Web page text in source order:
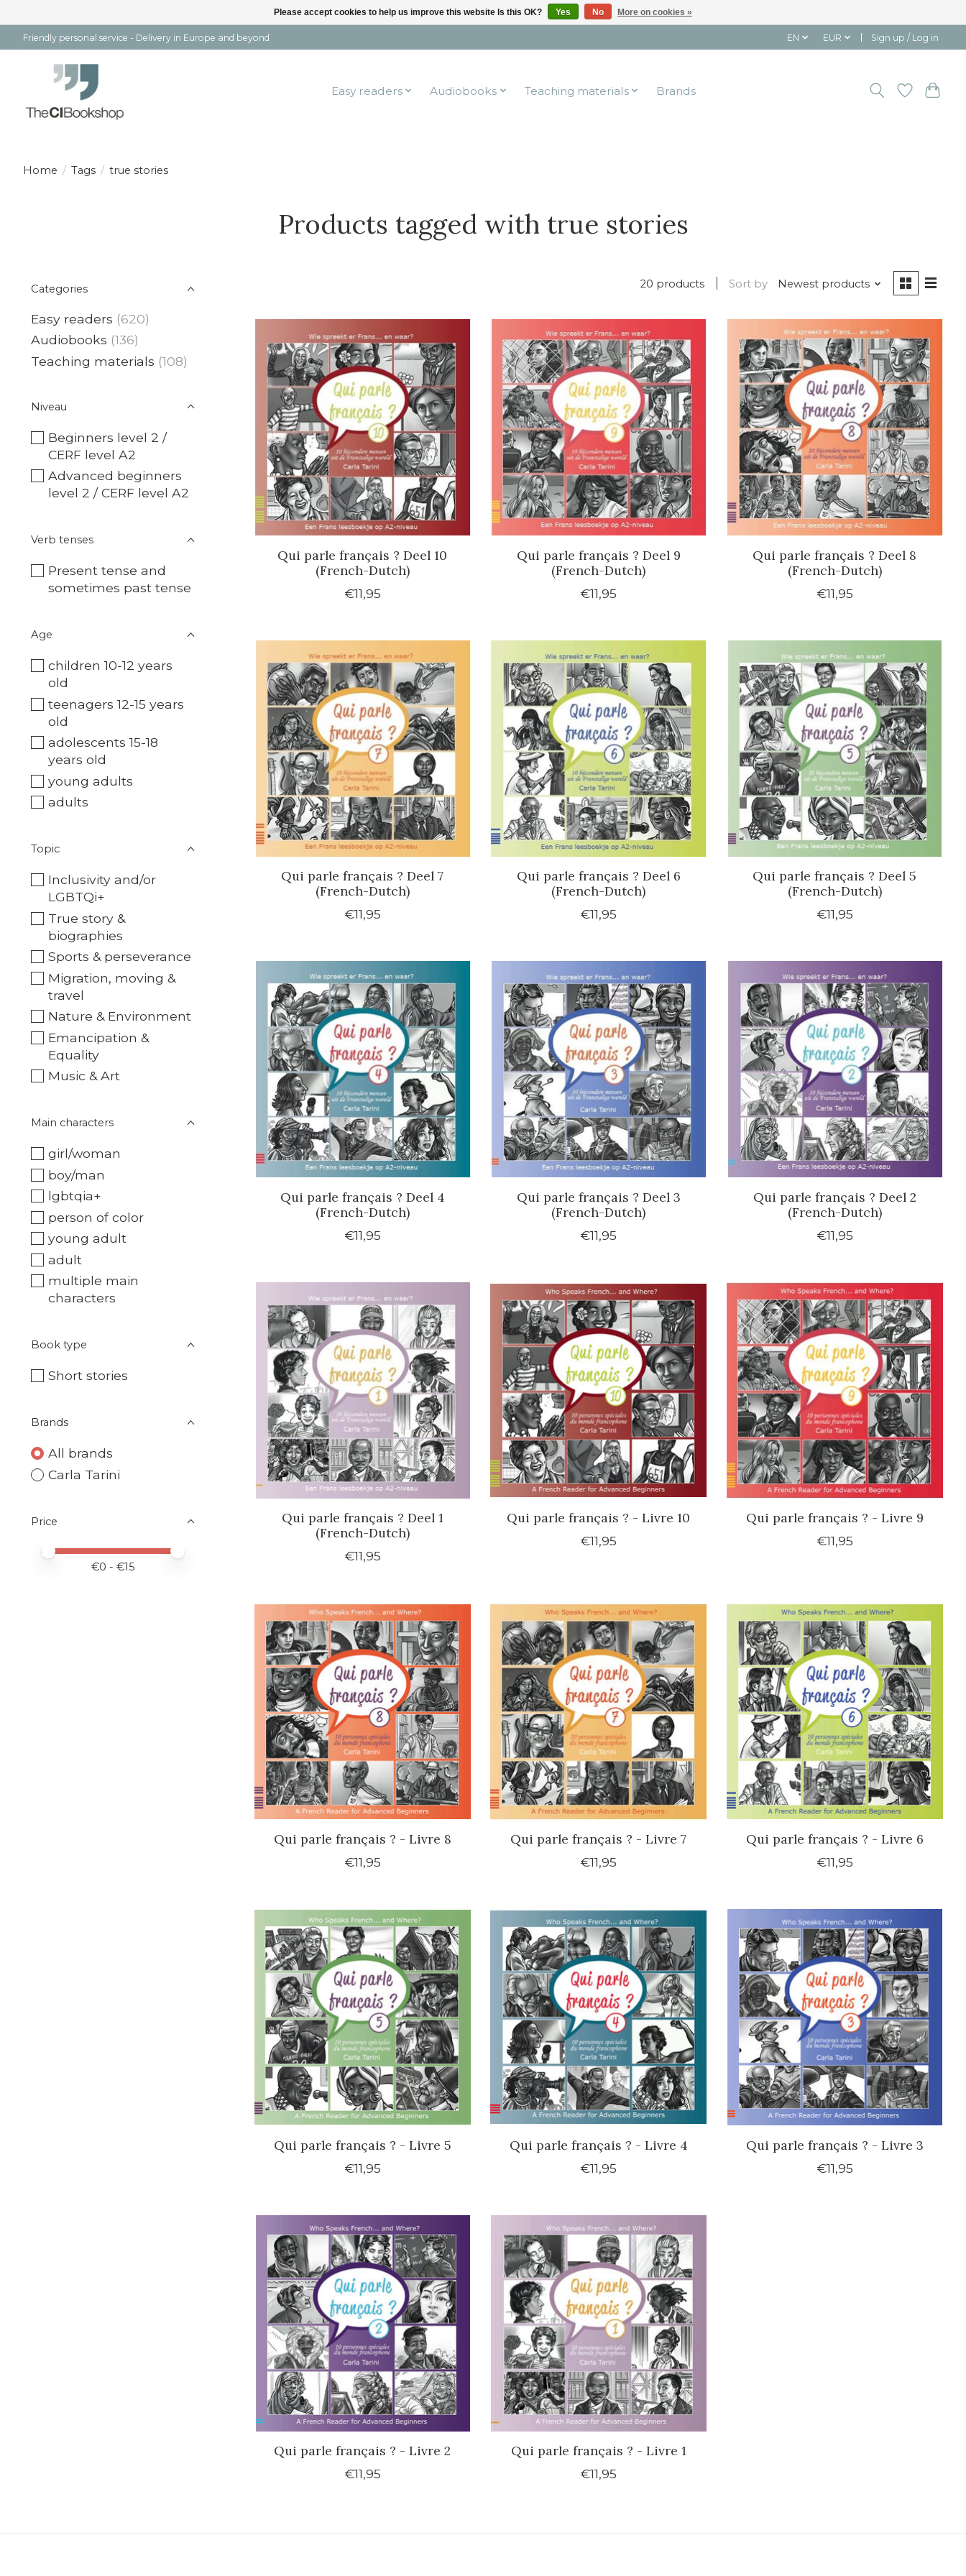
Friendly personal service - Delivery in Europe and beyond EN EUR Sign up / Log in
Easy readers Audiobooks Teaching materials Brands
Home / Tags / true stories
Products tagged with true stories
Categories
Easy readers (620)
Audiobooks (136)
Teaching materials (108)
Niveau
Beginners level 2 /
CERF level A2
Advanced beginners
level 2 / CERF level A2
Verb tenses
Present tense and
sometimes past tense
Age
children 10-12 years
old
teenagers 12-15 years
old
adolescents 15-18
years old
young adults
adults
Topic
Inclusivity and/or
LGBTQi+
True story &
biographies
Sports & perseverance
Migration, moving &
travel
Nature & Environment
Emancipation &
Equality
Music & Art
Main characters
girl/woman
boy/man
lgbtqia+
person of color
young adult
adult
multiple main
characters
Book type
Short stories
Brands
All brands
Carla Tarini
Price
Price minimum value
Price maximum value
€0 - €15
20 products Sort by Newest products
Qui parle français ? Deel 10
(French-Dutch)
€11,95
Qui parle français ? Deel 9
(French-Dutch)
€11,95
Qui parle français ? Deel 8
(French-Dutch)
€11,95
Qui parle français ? Deel 7
(French-Dutch)
€11,95
Qui parle français ? Deel 6
(French-Dutch)
€11,95
Qui parle français ? Deel 5
(French-Dutch)
€11,95
Qui parle français ? Deel 4
(French-Dutch)
€11,95
Qui parle français ? Deel 3
(French-Dutch)
€11,95
Qui parle français ? Deel 2
(French-Dutch)
€11,95
Qui parle français ? Deel 1
(French-Dutch)
€11,95
Qui parle français ? - Livre 10
€11,95
Qui parle français ? - Livre 9
€11,95
Qui parle français ? - Livre 8
€11,95
Qui parle français ? - Livre 7
€11,95
Qui parle français ? - Livre 6
€11,95
Qui parle français ? - Livre 5
€11,95
Qui parle français ? - Livre 4
€11,95
Qui parle français ? - Livre 3
€11,95
Qui parle français ? - Livre 2
€11,95
Qui parle français ? - Livre 1
€11,95
Please accept cookies to help us improve this website Is this OK? Yes No More on cookies »